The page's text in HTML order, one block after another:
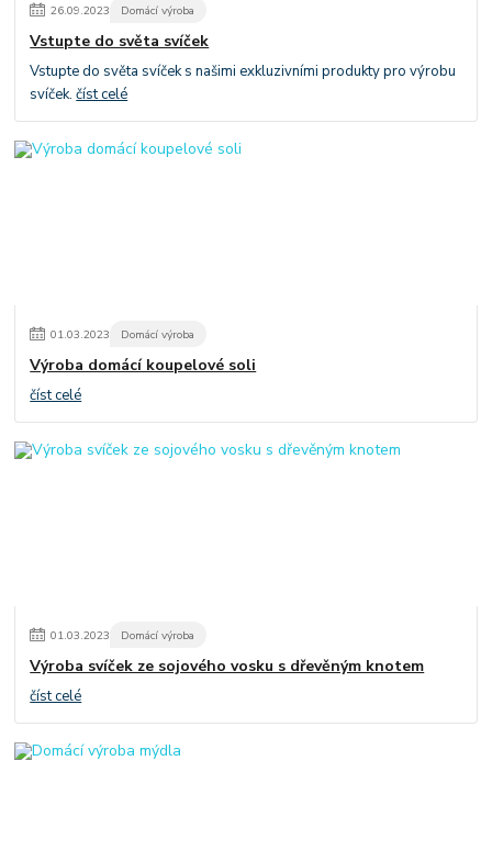
26.09.2023 Domácí výroba
Vstupte do světa svíček
Vstupte do světa svíček s našimi exkluzivními produkty pro výrobu
svíček.číst celé
01.03.2023 Domácí výroba
Výroba domácí koupelové soli
číst celé
01.03.2023 Domácí výroba
Výroba svíček ze sojového vosku s dřevěným knotem
číst celé